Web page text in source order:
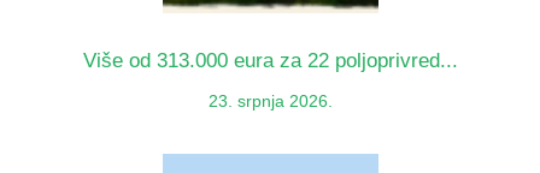
Više od 313.000 eura za 22 poljoprivred...
23. srpnja 2026.